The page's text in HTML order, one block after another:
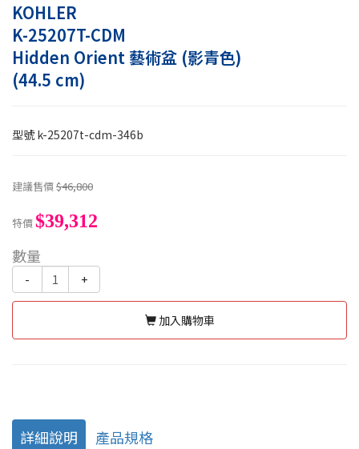
KOHLER
K-25207T-CDM
Hidden Orient 藝術盆 (影青色)
(44.5 cm)
型號k-25207t-cdm-346b
建議售價$46,800
特價$39,312
數量
- +
加入購物車
詳細說明 產品規格